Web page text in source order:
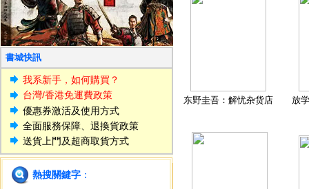
書城快訊
我系新手，如何購買？
台灣/香港免運費政策
優惠券激活及使用方式
全面服務保障、退換貨政策
送貨上門及超商取貨方式
熱搜關鍵字 ：
东野圭吾：解忧杂货店 放